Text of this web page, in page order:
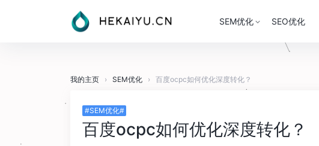
SEM优化 SEO优化
我的主页 › SEM优化 › 百度ocpc如何优化深度转化？
#SEM优化#
百度ocpc如何优化深度转化？